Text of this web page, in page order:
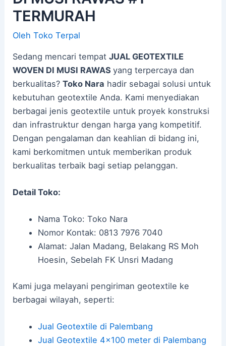
TERMURAH
OlehToko Terpal
Sedang mencari tempatJUAL GEOTEXTILE
WOVEN DI MUSI RAWASyang terpercaya dan
berkualitas?Toko Nara hadir sebagai solusi untuk
kebutuhan geotextile Anda. Kami menyediakan
berbagai jenis geotextile untuk proyek konstruksi
dan infrastruktur dengan harga yang kompetitif.
Dengan pengalaman dan keahlian di bidang ini,
kami berkomitmen untuk memberikan produk
berkualitas terbaik bagi setiap pelanggan.
Detail Toko:
Nama Toko: Toko Nara
Nomor Kontak: 0813 7976 7040
Alamat: Jalan Madang, Belakang RS Moh
Hoesin, Sebelah FK Unsri Madang
Kami juga melayani pengiriman geotextile ke
berbagai wilayah, seperti:
Jual Geotextile di Palembang
Jual Geotextile 4×100 meter di Palembang